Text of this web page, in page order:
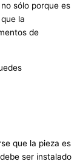
sólo porque es
la
de
que la pieza es
ser instalado